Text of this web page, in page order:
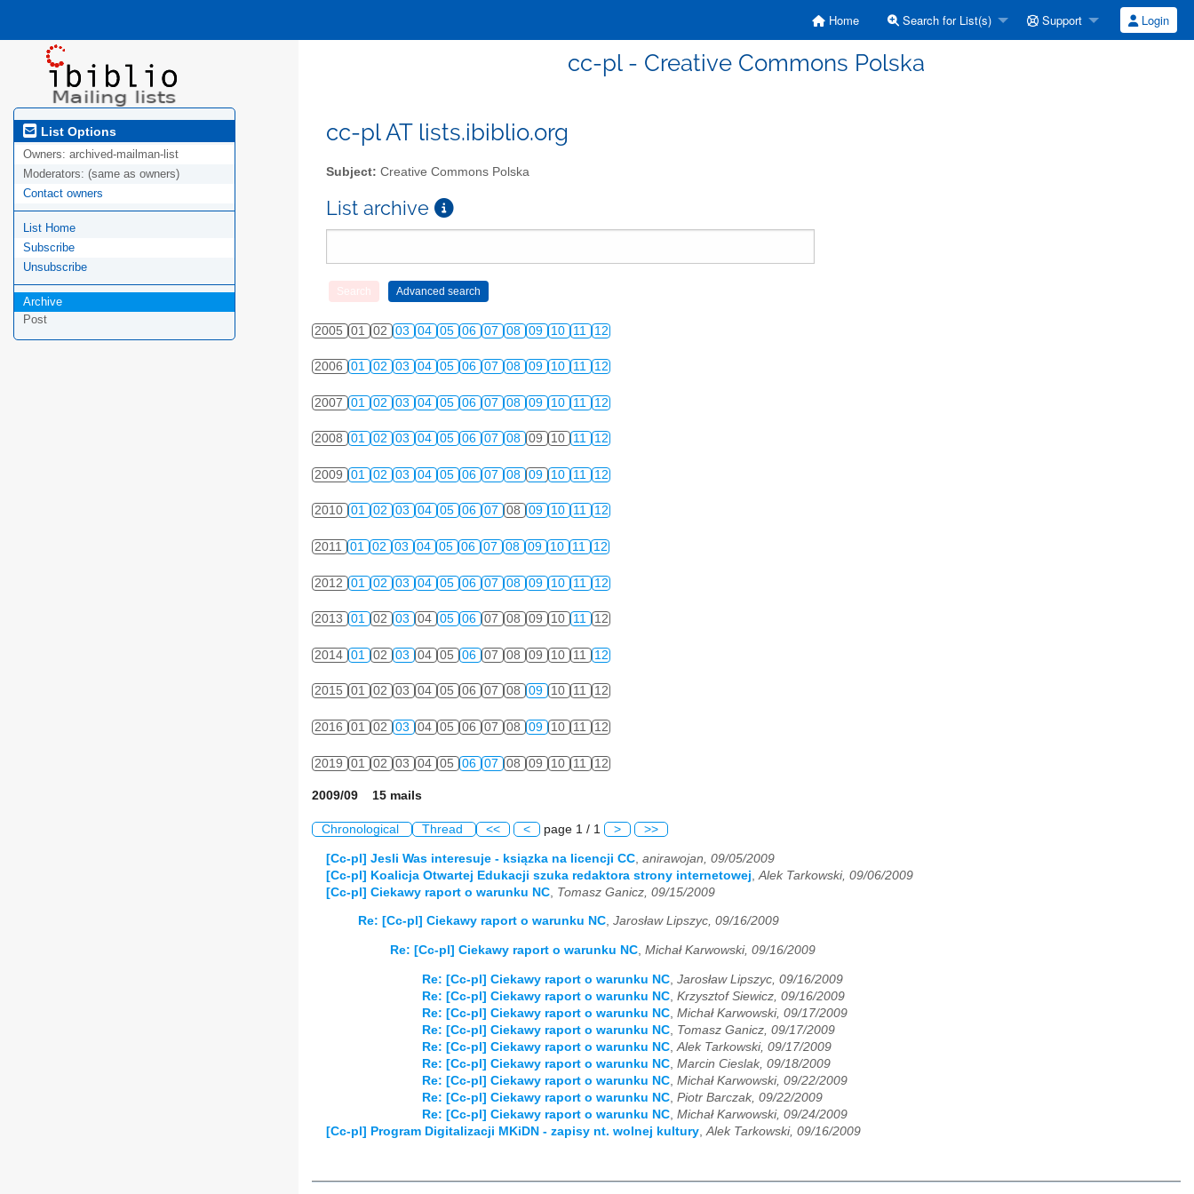
Home Search for List(s) Support Login
cc-pl - Creative Commons Polska
List Options
Owners: archived-mailman-list
Moderators: (same as owners)
Contact owners
List Home
Subscribe
Unsubscribe
Archive
Post
cc-pl AT lists.ibiblio.org
Subject: Creative Commons Polska
List archive
2005 01 02 03 04 05 06 07 08 09 10 11 12
2006 01 02 03 04 05 06 07 08 09 10 11 12
2007 01 02 03 04 05 06 07 08 09 10 11 12
2008 01 02 03 04 05 06 07 08 09 10 11 12
2009 01 02 03 04 05 06 07 08 09 10 11 12
2010 01 02 03 04 05 06 07 08 09 10 11 12
2011 01 02 03 04 05 06 07 08 09 10 11 12
2012 01 02 03 04 05 06 07 08 09 10 11 12
2013 01 02 03 04 05 06 07 08 09 10 11 12
2014 01 02 03 04 05 06 07 08 09 10 11 12
2015 01 02 03 04 05 06 07 08 09 10 11 12
2016 01 02 03 04 05 06 07 08 09 10 11 12
2019 01 02 03 04 05 06 07 08 09 10 11 12
2009/09 15 mails
Chronological Thread << < page 1 / 1 > >>
[Cc-pl] Jesli Was interesuje - ksiązka na licencji CC anirawojan, 09/05/2009
[Cc-pl] Koalicja Otwartej Edukacji szuka redaktora strony internetowej Alek Tarkowski, 09/06/2009
[Cc-pl] Ciekawy raport o warunku NC Tomasz Ganicz, 09/15/2009
Re: [Cc-pl] Ciekawy raport o warunku NC, Jarosław Lipszyc, 09/16/2009
Re: [Cc-pl] Ciekawy raport o warunku NC, Michał Karwowski, 09/16/2009
Re: [Cc-pl] Ciekawy raport o warunku NC Jarosław Lipszyc, 09/16/2009
Re: [Cc-pl] Ciekawy raport o warunku NC Krzysztof Siewicz, 09/16/2009
Re: [Cc-pl] Ciekawy raport o warunku NC Michał Karwowski, 09/17/2009
Re: [Cc-pl] Ciekawy raport o warunku NC Tomasz Ganicz, 09/17/2009
Re: [Cc-pl] Ciekawy raport o warunku NC Alek Tarkowski, 09/17/2009
Re: [Cc-pl] Ciekawy raport o warunku NC Marcin Cieslak, 09/18/2009
Re: [Cc-pl] Ciekawy raport o warunku NC Michał Karwowski, 09/22/2009
Re: [Cc-pl] Ciekawy raport o warunku NC Piotr Barczak, 09/22/2009
Re: [Cc-pl] Ciekawy raport o warunku NC Michał Karwowski, 09/24/2009
[Cc-pl] Program Digitalizacji MKiDN - zapisy nt. wolnej kultury Alek Tarkowski, 09/16/2009